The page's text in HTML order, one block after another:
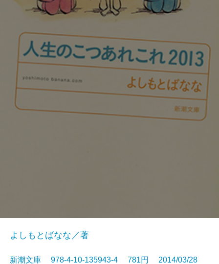
よしもとばなな／著
新潮文庫 978-4-10-135943-4 781円 2014/03/28